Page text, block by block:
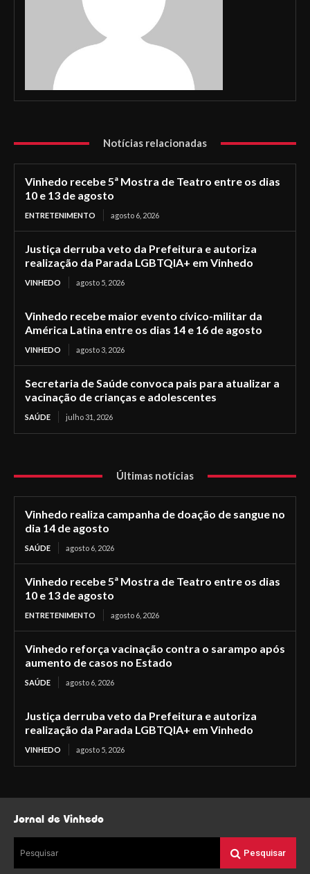
Notícias relacionadas
Vinhedo recebe 5ª Mostra de Teatro entre os dias
10 e 13 de agosto
ENTRETENIMENTO agosto 6, 2026
Justiça derruba veto da Prefeitura e autoriza
realização da Parada LGBTQIA+ em Vinhedo
VINHEDO agosto 5, 2026
Vinhedo recebe maior evento cívico-militar da
América Latina entre os dias 14 e 16 de agosto
VINHEDO agosto 3, 2026
Secretaria de Saúde convoca pais para atualizar a
vacinação de crianças e adolescentes
SAÚDE julho 31, 2026
Últimas notícias
Vinhedo realiza campanha de doação de sangue no
dia 14 de agosto
SAÚDE agosto 6, 2026
Vinhedo recebe 5ª Mostra de Teatro entre os dias
10 e 13 de agosto
ENTRETENIMENTO agosto 6, 2026
Vinhedo reforça vacinação contra o sarampo após
aumento de casos no Estado
SAÚDE agosto 6, 2026
Justiça derruba veto da Prefeitura e autoriza
realização da Parada LGBTQIA+ em Vinhedo
VINHEDO agosto 5, 2026
Jornal de Vinhedo
Pesquisar Pesquisar